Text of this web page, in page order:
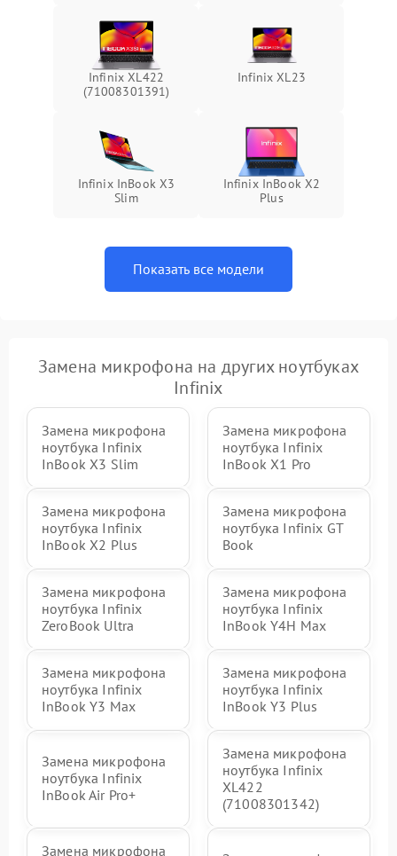
Infinix XL422
(71008301391)
Infinix XL23
Infinix InBook X3
Slim
Infinix InBook X2
Plus
Показать все модели
Замена микрофона на других ноутбуках
Infinix
Замена микрофона
ноутбука Infinix
InBook X3 Slim
Замена микрофона
ноутбука Infinix
InBook X1 Pro
Замена микрофона
ноутбука Infinix
InBook X2 Plus
Замена микрофона
ноутбука Infinix GT
Book
Замена микрофона
ноутбука Infinix
ZeroBook Ultra
Замена микрофона
ноутбука Infinix
InBook Y4H Max
Замена микрофона
ноутбука Infinix
InBook Y3 Max
Замена микрофона
ноутбука Infinix
InBook Y3 Plus
Замена микрофона
ноутбука Infinix
InBook Air Pro+
Замена микрофона
ноутбука Infinix
XL422
(71008301342)
Замена микрофона